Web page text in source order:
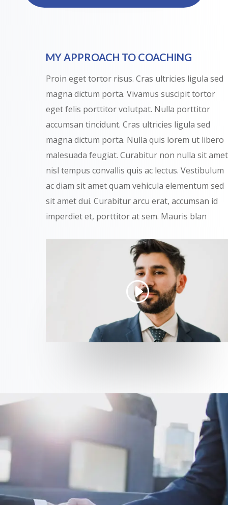
MY APPROACH TO COACHING
Proin eget tortor risus. Cras ultricies ligula sed
magna dictum porta. Vivamus suscipit tortor
eget felis porttitor volutpat. Nulla porttitor
accumsan tincidunt. Cras ultricies ligula sed
magna dictum porta. Nulla quis lorem ut libero
malesuada feugiat. Curabitur non nulla sit amet
nisl tempus convallis quis ac lectus. Vestibulum
ac diam sit amet quam vehicula elementum sed
sit amet dui. Curabitur arcu erat, accumsan id
imperdiet et, porttitor at sem. Mauris blan